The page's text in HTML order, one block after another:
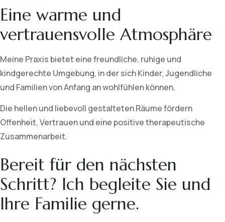
Eine warme und
vertrauensvolle Atmosphäre
Meine Praxis bietet eine freundliche, ruhige und
kindgerechte Umgebung, in der sich Kinder, Jugendliche
und Familien von Anfang an wohlfühlen können.
Die hellen und liebevoll gestalteten Räume fördern
Offenheit, Vertrauen und eine positive therapeutische
Zusammenarbeit.
Bereit für den nächsten
Schritt? Ich begleite Sie und
Ihre Familie gerne.